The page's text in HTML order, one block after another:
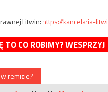
Litwin:https://kancelaria-
TO CO ROBIMY?
w remizie?